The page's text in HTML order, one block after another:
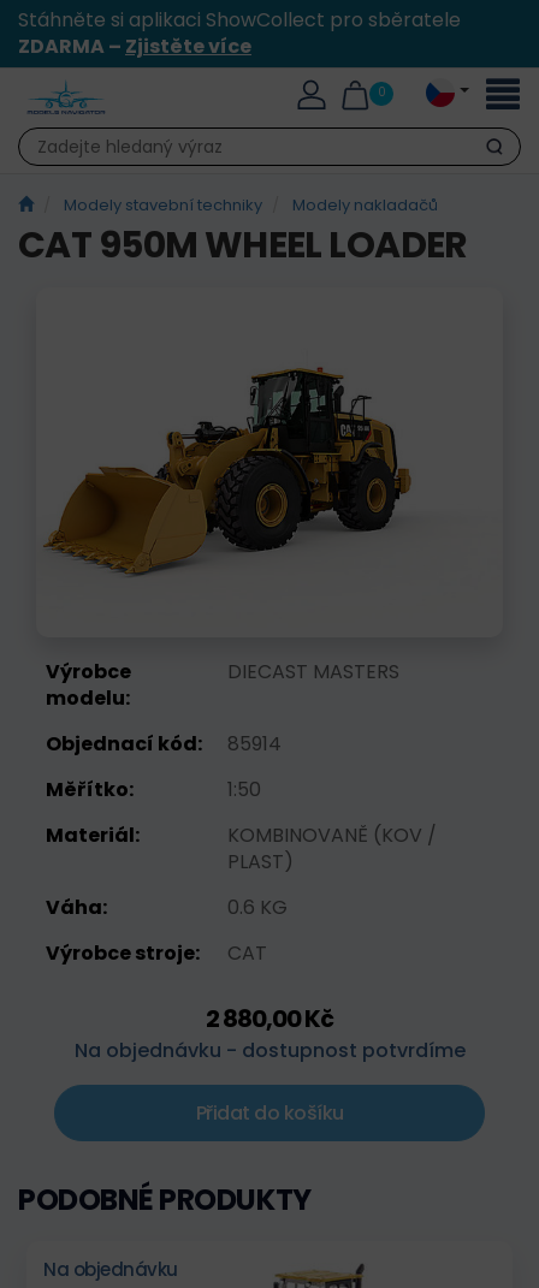
Stáhněte si aplikaci ShowCollect pro sběratele
ZDARMA – Zjistěte více
0
Hledat
Modely stavební techniky Modely nakladačů
CAT 950M WHEEL LOADER
Výrobce
modelu:
DIECAST MASTERS
Objednací kód:
85914
Měřítko:
1:50
Materiál:
KOMBINOVANĚ (KOV /
PLAST)
Váha:
0.6 KG
Výrobce stroje:
CAT
2 880,00 Kč
Na objednávku - dostupnost potvrdíme
Přidat do košíku
PODOBNÉ PRODUKTY
Na objednávku